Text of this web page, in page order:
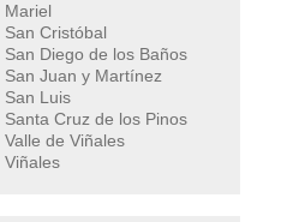
Mariel
San Cristóbal
San Diego de los Baños
San Juan y Martínez
San Luis
Santa Cruz de los Pinos
Valle de Viñales
Viñales